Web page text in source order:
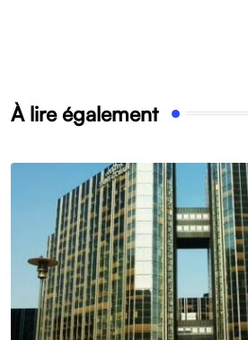
À lire également